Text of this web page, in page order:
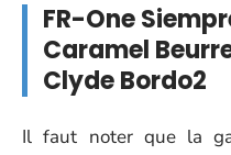
FR-One
Caramel
Clyde Bordo2
Il faut noter que la